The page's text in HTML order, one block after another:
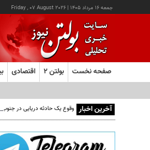
جمعه ۱۶ مرداد ۱۴۰۵ |
Friday , 07 August 2026
صفحه نخست بولتن ۲ اقتصادی
آخرین اخبار وقوع یک حادثه دریایی در جنوب